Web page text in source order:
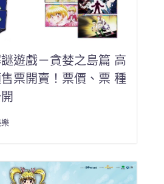
謎遊戲－貪婪之島篇 高
票開賣！票價、票 種